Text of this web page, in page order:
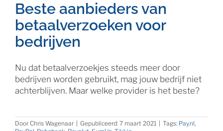
Beste aanbieders van
betaalverzoeken voor
bedrijven
Nu dat betaalverzoekjes steeds meer door
bedrijven worden gebruikt, mag jouw bedrijf niet
achterblijven. Maar welke provider is het beste?
Door Chris Wagenaar Gepubliceerd: 7 maart 2021 Tags: Pay.nl,